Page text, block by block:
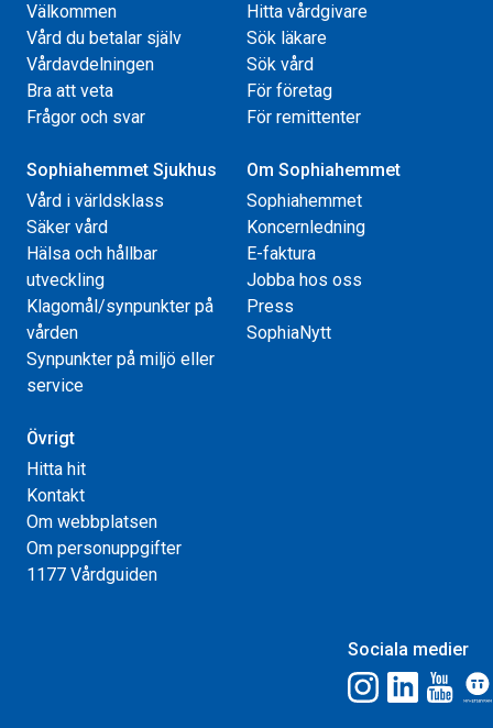
Välkommen
Vård du betalar själv
Vårdavdelningen
Bra att veta
Frågor och svar
Hitta vårdgivare
Sök läkare
Sök vård
För företag
För remittenter
Sophiahemmet Sjukhus
Vård i världsklass
Säker vård
Hälsa och hållbar
utveckling
Klagomål/synpunkter på
vården
Synpunkter på miljö eller
service
Om Sophiahemmet
Sophiahemmet
Koncernledning
E-faktura
Jobba hos oss
Press
SophiaNytt
Övrigt
Hitta hit
Kontakt
Om webbplatsen
Om personuppgifter
1177 Vårdguiden
Sociala medier